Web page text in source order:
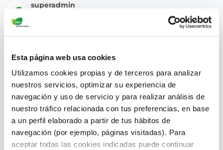
Esta página web usa cookies
Utilizamos cookies propias y de terceros para analizar
nuestros servicios, optimizar su experiencia de
navegación y uso de servicio y para realizar análisis de
nuestro tráfico relacionada con tus preferencias, en base
a un perfil elaborado a partir de tus hábitos de
navegación (por ejemplo, páginas visitadas). Para
aceptar todas las cookies indicadas puede continuar
superadmin